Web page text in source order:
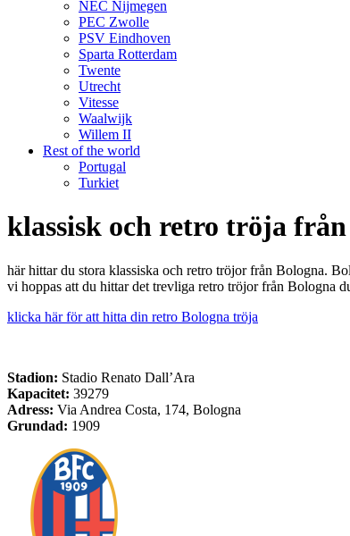
NEC Nijmegen
PEC Zwolle
PSV Eindhoven
Sparta Rotterdam
Twente
Utrecht
Vitesse
Waalwijk
Willem II
Rest of the world
Portugal
Turkiet
klassisk och retro tröja
här hittar du stora klassiska och retro tröjor från Bologna.
vi hoppas att du hittar det trevliga retro tröjor från Bologna
klicka här för att hitta din retro Bologna tröja
Stadion: Stadio Renato Dall’Ara
Kapacitet: 39279
Adress: Via Andrea Costa, 174, Bologna
Grundad: 1909